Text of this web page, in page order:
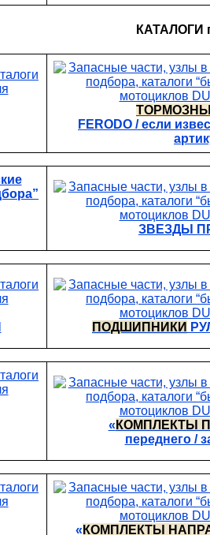
КАТАЛОГИ
FERODO / если
ЗВЕЗДЫ
ПОДШИПНИКИ
« КОМПЛЕКТЫ
переднего /
« КОМПЛЕКТЫ